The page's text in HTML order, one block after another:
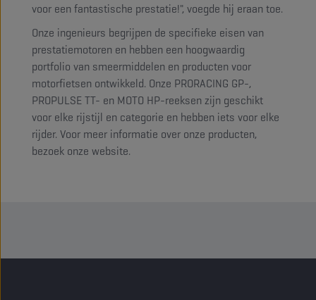
voor een fantastische prestatie!", voegde hij eraan toe.
Onze ingenieurs begrijpen de specifieke eisen van
prestatiemotoren en hebben een hoogwaardig
portfolio van smeermiddelen en producten voor
motorfietsen ontwikkeld. Onze PRORACING GP-,
PROPULSE TT- en MOTO HP-reeksen zijn geschikt
voor elke rijstijl en categorie en hebben iets voor elke
rijder. Voor meer informatie over onze producten,
bezoek onze website.